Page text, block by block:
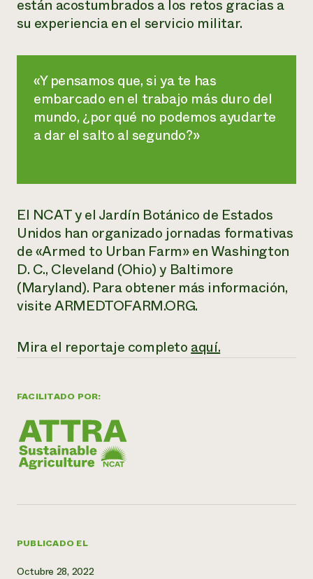
FACILITADO POR:
PUBLICADO EL
Octubre 28, 2022
están acostumbrados a los retos gracias a
su experiencia en el servicio militar.
«Y pensamos que, si ya te has
embarcado en el trabajo más duro del
mundo, ¿por qué no podemos ayudarte
a dar el salto al segundo?»
El NCAT y el Jardín Botánico de Estados
Unidos han organizado jornadas formativas
de «Armed to Urban Farm» en Washington
D. C., Cleveland (Ohio) y Baltimore
(Maryland). Para obtener más información,
visite ARMEDTOFARM.ORG.
Mira el reportaje completoaquí.